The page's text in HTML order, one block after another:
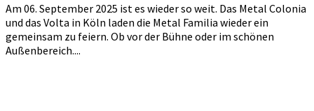
Am 06. September 2025 ist es wieder so weit. Das Metal Colonia
und das Volta in Köln laden die Metal Familia wieder ein
gemeinsam zu feiern. Ob vor der Bühne oder im schönen
Außenbereich....